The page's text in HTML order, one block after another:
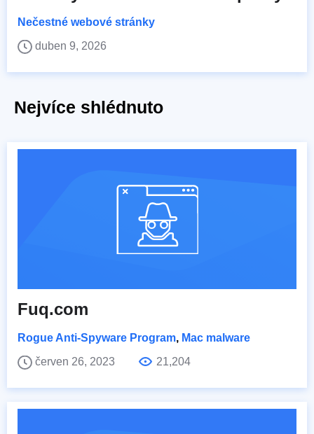
Nečestné webové stránky
duben 9, 2026
Nejvíce shlédnuto
Fuq.com
Rogue Anti-Spyware Program, Mac malware
červen 26, 2023
21,204